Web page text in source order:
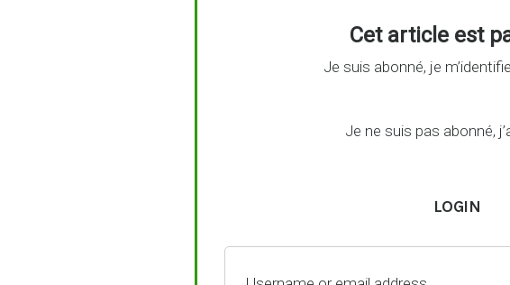
Cet article est
Je suis abonné, je
Je ne suis pas abonné,
LOGIN